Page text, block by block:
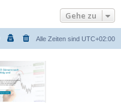
Gehe zu
Alle Zeiten sind UTC+02:00